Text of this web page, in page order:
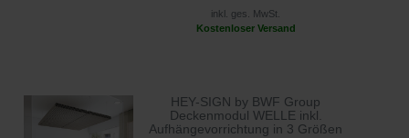
inkl. ges. MwSt.
Kostenloser Versand
HEY-SIGN by BWF Group
Deckenmodul WELLE inkl.
Aufhängevorrichtung in 3 Größen